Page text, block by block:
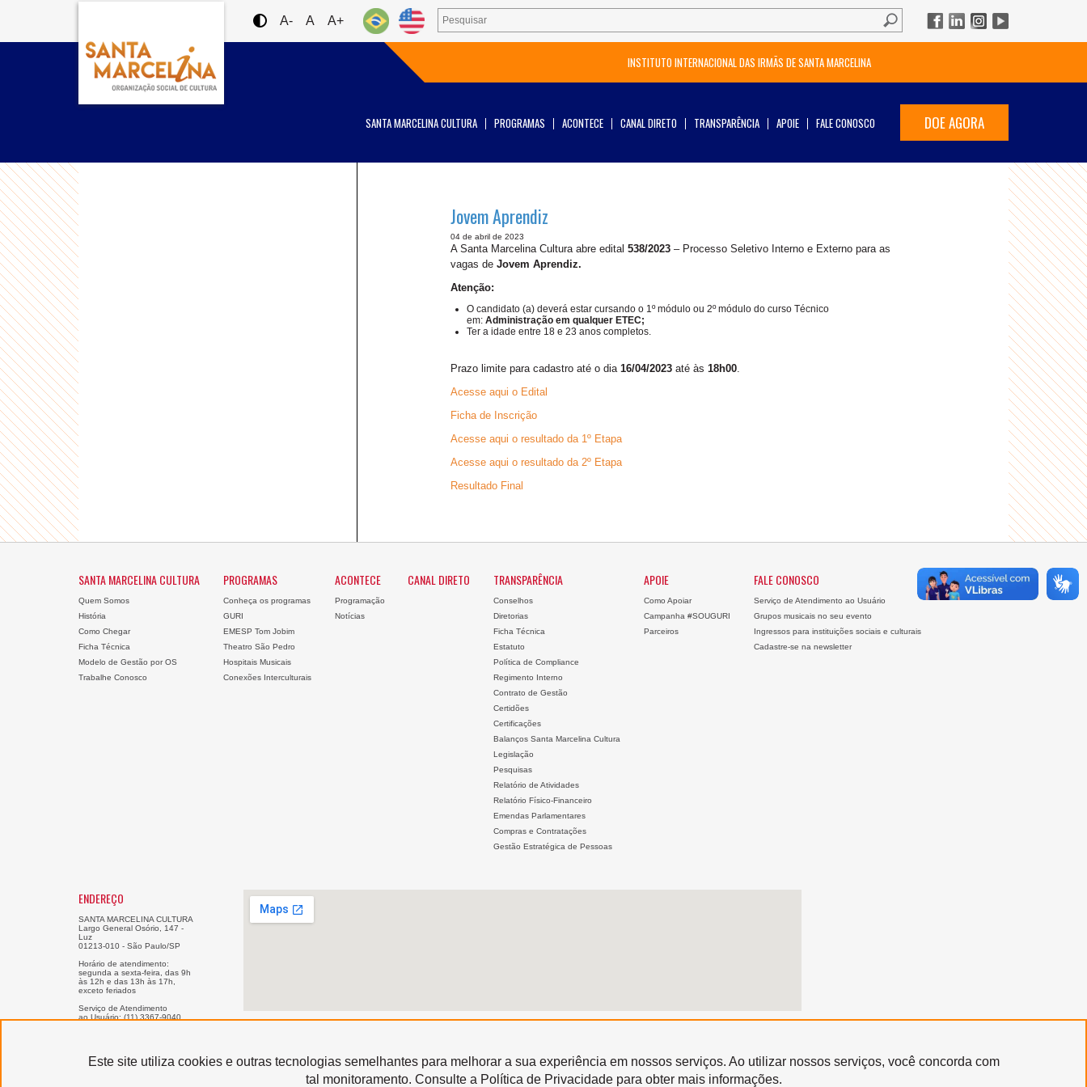
A- A A+
INSTITUTO INTERNACIONAL DAS IRMÃS DE SANTA MARCELINA
DOE AGORA
SANTA MARCELINA CULTURA PROGRAMAS ACONTECE CANAL DIRETO TRANSPARÊNCIA APOIE FALE CONOSCO
Jovem Aprendiz
04 de abril de 2023
A Santa Marcelina Cultura abre edital 538/2023 – Processo Seletivo Interno e Externo para as
vagas de Jovem Aprendiz.
Atenção:
O candidato (a) deverá estar cursando o 1º módulo ou 2º módulo do curso Técnico
em: Administração em qualquer ETEC;
Ter a idade entre 18 e 23 anos completos.
Prazo limite para cadastro até o dia16/04/2023 até às 18h00.
Acesse aqui o Edital
Ficha de Inscrição
Acesse aqui o resultado da 1º Etapa
Acesse aqui o resultado da 2º Etapa
Resultado Final
SANTA MARCELINA CULTURA
Quem Somos
História
Como Chegar
Ficha Técnica
Modelo de Gestão por OS
Trabalhe Conosco
PROGRAMAS
Conheça os programas
GURI
EMESP Tom Jobim
Theatro São Pedro
Hospitais Musicais
Conexões Interculturais
ACONTECE
Programação
Notícias
CANAL DIRETO TRANSPARÊNCIA
Conselhos
Diretorias
Ficha Técnica
Estatuto
Política de Compliance
Regimento Interno
Contrato de Gestão
Certidões
Certificações
Balanços Santa Marcelina Cultura
Legislação
Pesquisas
Relatório de Atividades
Relatório Físico-Financeiro
Emendas Parlamentares
Compras e Contratações
Gestão Estratégica de Pessoas
APOIE
Como Apoiar
Campanha #SOUGURI
Parceiros
FALE CONOSCO
Serviço de Atendimento ao Usuário
Grupos musicais no seu evento
Ingressos para instituições sociais e culturais
Cadastre-se na newsletter
ENDEREÇO
SANTA MARCELINA CULTURA
Largo General Osório, 147 -
Luz
01213-010 - São Paulo/SP
Horário de atendimento:
segunda a sexta-feira, das 9h
às 12h e das 13h às 17h,
exceto feriados
Serviço de Atendimento
ao Usuário: (11) 3367-9040
Copyright © 2020 | Santa Marcelina Cultura • Todos os Direitos Reservados
Este site utiliza cookies e outras tecnologias semelhantes para melhorar a sua experiência em nossos serviços. Ao utilizar nossos serviços, você concorda com
tal monitoramento. Consulte a Política de Privacidade para obter mais informações.